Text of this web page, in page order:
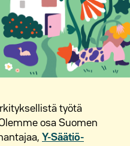
työtä
osa Suomen
Y-Säätiö-